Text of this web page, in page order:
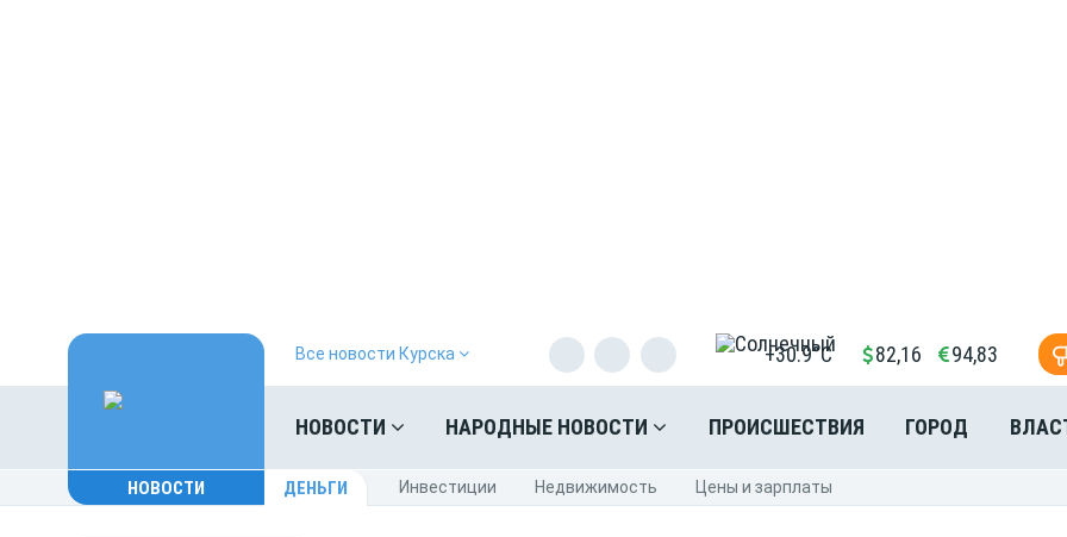
Все новости Курска +30.9°C 82,16 94,83
НОВОСТИ НАРОДНЫЕ НОВОСТИ ПРОИСШЕСТВИЯ ГОРОД
НОВОСТИ ДЕНЬГИ Инвестиции Недвижимость Цены и зарплаты